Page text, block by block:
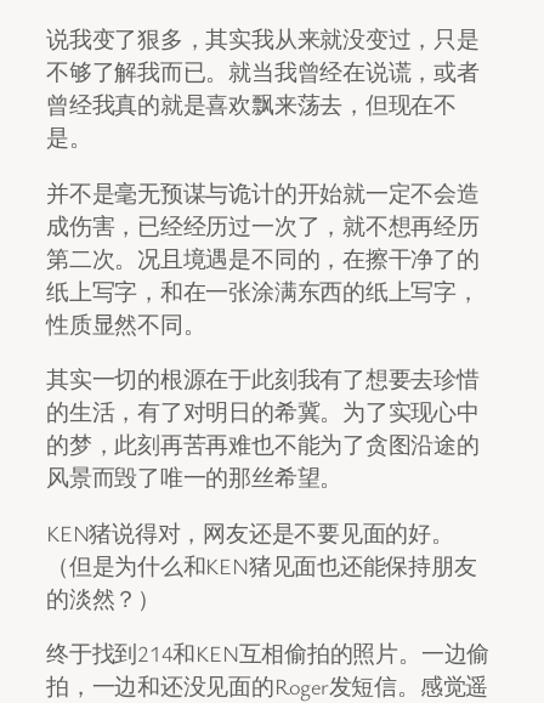
说我变了狠多，其实我从来就没变过，只是
不够了解我而已。就当我曾经在说谎，或者
曾经我真的就是喜欢飘来荡去，但现在不
是。
并不是毫无预谋与诡计的开始就一定不会造
成伤害，已经经历过一次了，就不想再经历
第二次。况且境遇是不同的，在擦干净了的
纸上写字，和在一张涂满东西的纸上写字，
性质显然不同。
其实一切的根源在于此刻我有了想要去珍惜
的生活，有了对明日的希冀。为了实现心中
的梦，此刻再苦再难也不能为了贪图沿途的
风景而毁了唯一的那丝希望。
KEN猪说得对，网友还是不要见面的好。
（但是为什么和KEN猪见面也还能保持朋友
的淡然？）
终于找到214和KEN互相偷拍的照片。一边偷
拍，一边和还没见面的Roger发短信。感觉遥